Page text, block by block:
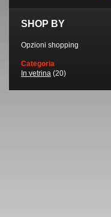
SHOP BY
Opzioni shopping
Categoria
In vetrina (20)